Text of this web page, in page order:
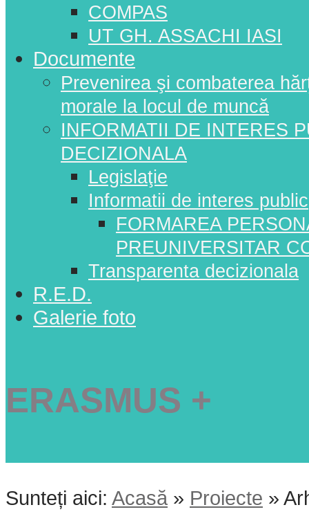
COMPAS
UT GH. ASSACHI IASI
Documente
Prevenirea şi combaterea
morale la locul de muncă
INFORMATII DE INTERES
DECIZIONALA
Legislaţie
Informatii de interes public
FORMAREA
PREUNIVERSITAR
Transparenta decizionala
R.E.D.
Galerie foto
ERASMUS +
Sunteți aici: Acasă » Proiecte »